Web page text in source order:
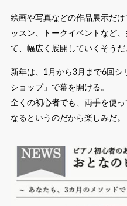
絵画や写真などの作品展示だ
ッスン、トークイベントなど
て、幅広く展開していくそうだ
新年は、1月から3月まで6回シ
ショップ」で幕を開ける。
全くの初心者でも、両手を使
なるというのだから楽しみだ。